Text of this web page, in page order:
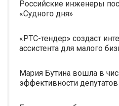
Российские инженеры
«Судного дня»
«РТС-тендер» создаст
ассистента для малого
Мария Бутина вошла в
эффективности